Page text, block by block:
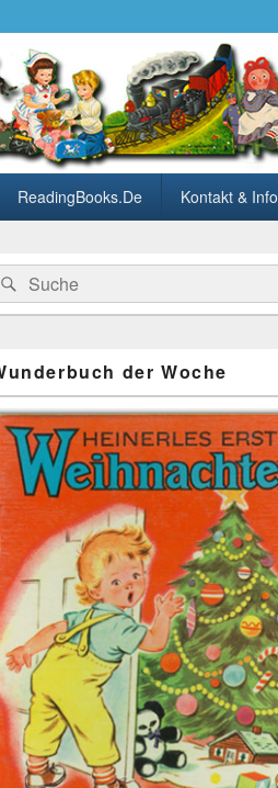
ReadingBooks.De Kontakt & Info
Suche
der Woche